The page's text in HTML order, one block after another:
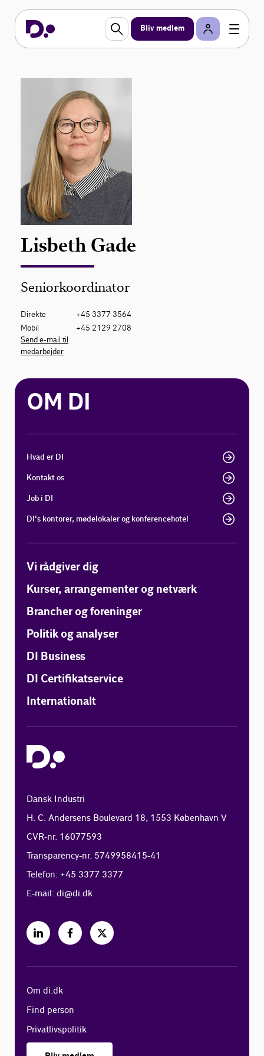
Bliv medlem
Lisbeth Gade
Seniorkoordinator
Direkte
+45 3377 3564
Mobil
+45 2129 2708
Send e-mail til
medarbejder
OM DI
Hvad er DI
Kontakt os
Job i DI
DI's kontorer, mødelokaler og konferencehotel
Vi rådgiver dig
Kurser, arrangementer og netværk
Brancher og foreninger
Politik og analyser
DI Business
DI Certifikatservice
Internationalt
Dansk Industri
H. C. Andersens Boulevard 18, 1553 København V
CVR-nr. 16077593
Transparency-nr. 5749958415-41
Telefon: +45 3377 3377
E-mail:di@di.dk
Om di.dk
Find person
Privatlivspolitik